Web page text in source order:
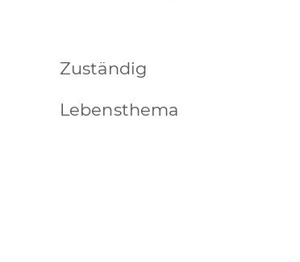
Zuständig
Lebensthema